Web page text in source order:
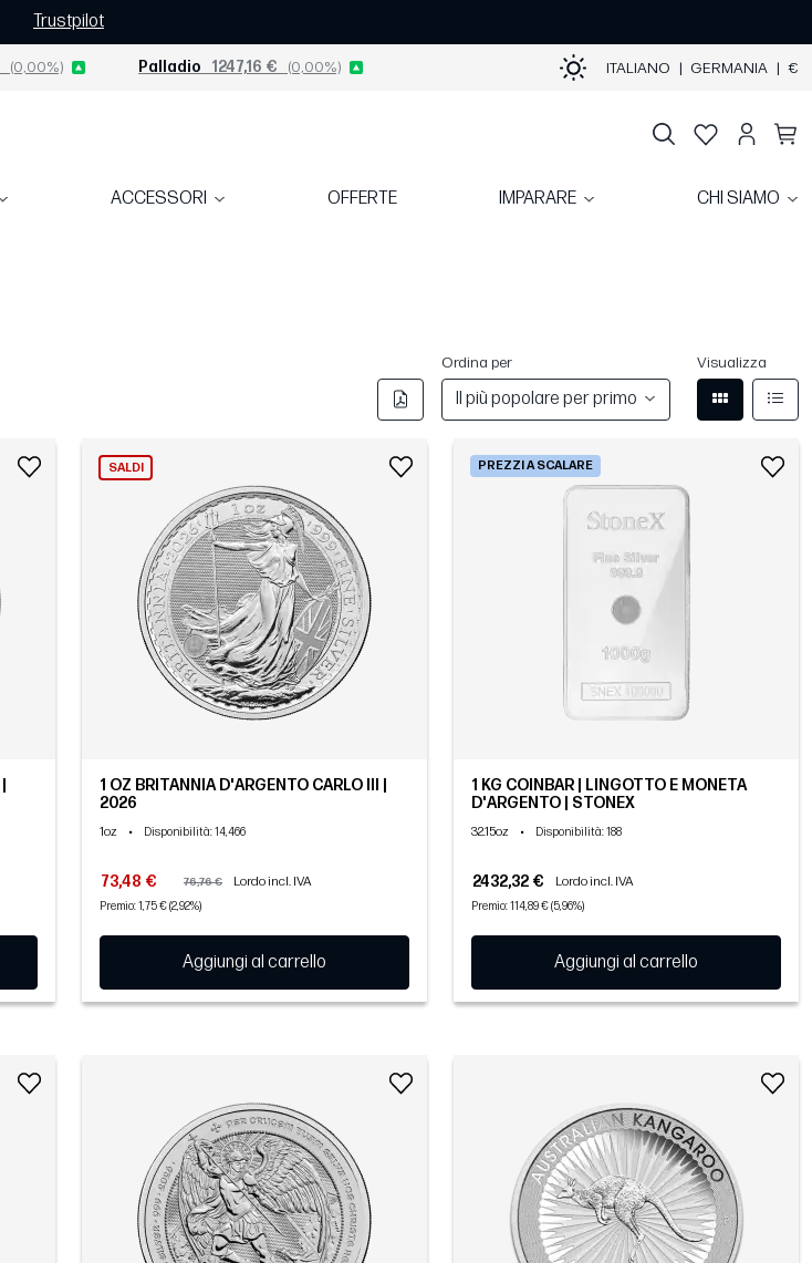
Trustpilot
(0,00%) Palladio 1247,16 € (0,00%) ITALIANO | GERMANIA | €
ACCESSORI OFFERTE IMPARARE CHI SIAMO
Ordina per
Il più popolare per primo
Visualizza
SALDI
1 OZ BRITANNIA D'ARGENTO CARLO III |
2026
1oz • Disponibilità: 14,466
73,48 € 76,76 € Lordo incl. IVA
Premio: 1,75 € (2,92%)
Aggiungi al carrello
PREZZI A SCALARE
1 KG COINBAR | LINGOTTO E MONETA
D'ARGENTO | STONEX
32.15oz • Disponibilità: 188
2432,32 € Lordo incl. IVA
Premio: 114,89 € (5,96%)
Aggiungi al carrello